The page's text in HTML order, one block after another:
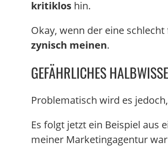
kritiklos hin.
Okay, wenn der eine
zynisch meinen.
GEFÄHRLICHES
Problematisch wird es
Es folgt jetzt ein Beispiel aus
meiner Marketingagentur